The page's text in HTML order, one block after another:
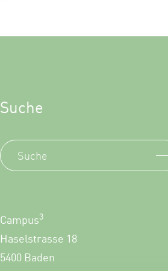
Suche
Campus3
Haselstrasse 18
5400 Baden